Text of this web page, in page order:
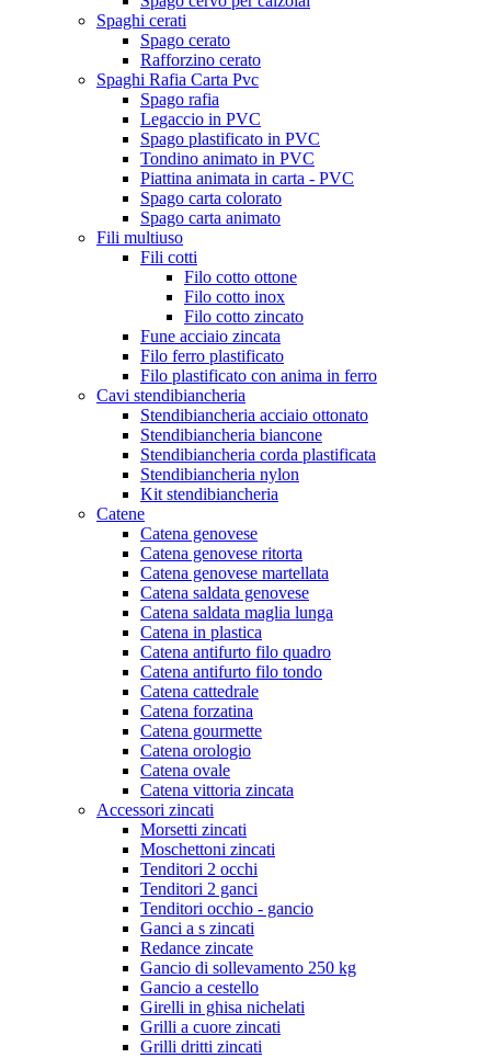
Spaghi cerati
Spago cerato
Rafforzino cerato
Spaghi Rafia Carta Pvc
Spago rafia
Legaccio in PVC
Spago plastificato in PVC
Tondino animato in PVC
Piattina animata in carta - PVC
Spago carta colorato
Spago carta animato
Fili multiuso
Fili cotti
Filo cotto ottone
Filo cotto inox
Filo cotto zincato
Fune acciaio zincata
Filo ferro plastificato
Filo plastificato con anima in ferro
Cavi stendibiancheria
Stendibiancheria acciaio ottonato
Stendibiancheria biancone
Stendibiancheria corda plastificata
Stendibiancheria nylon
Kit stendibiancheria
Catene
Catena genovese
Catena genovese ritorta
Catena genovese martellata
Catena saldata genovese
Catena saldata maglia lunga
Catena in plastica
Catena antifurto filo quadro
Catena antifurto filo tondo
Catena cattedrale
Catena forzatina
Catena gourmette
Catena orologio
Catena ovale
Catena vittoria zincata
Accessori zincati
Morsetti zincati
Moschettoni zincati
Tenditori 2 occhi
Tenditori 2 ganci
Tenditori occhio - gancio
Ganci a s zincati
Redance zincate
Gancio di sollevamento 250 kg
Gancio a cestello
Girelli in ghisa nichelati
Grilli a cuore zincati
Grilli dritti zincati